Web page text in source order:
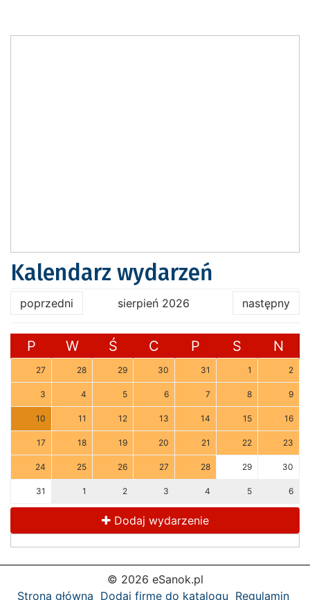
Kalendarz wydarzeń
poprzedni sierpień 2026 następny
P W Ś C P S N
27 28 29 30 31 1 2
3 4 5 6 7 8 9
10 11 12 13 14 15 16
17 18 19 20 21 22 23
24 25 26 27 28 29 30
31 1 2 3 4 5 6
Dodaj wydarzenie
© 2026 eSanok.pl
Strona główna Dodaj firmę do katalogu Regulamin